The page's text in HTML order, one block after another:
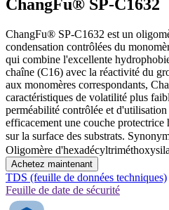
ChangFu® SP-C1632
ChangFu® SP-C1632 est un
condensation contrôlées du
qui combine l'excellente
chaîne (C16) avec la réactivité du
aux monomères correspondants,
caractéristiques de volatilité plus
perméabilité contrôlée et
efficacement une couche protectrice
sur la surface des substrats.
Oligomère
Achetez maintenant
TDS (feuille de données techniques)
Feuille de date de sécurité